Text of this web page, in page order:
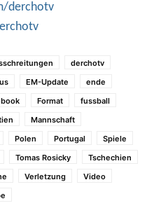
derchotv
derchotv
EM-Update
ende
Format
fussball
Mannschaft
Polen Portugal
Spiele
Tomas Rosicky
Tschechien
Verletzung
Video